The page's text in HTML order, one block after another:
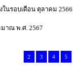
นรอบเดือน ตุลาคม 2566
าณ พ.ศ. 2567
2 3 4 5